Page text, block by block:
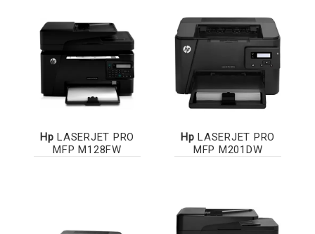
Hp LASERJET PRO
MFP M128FW
Hp LASERJET PRO
MFP M201DW